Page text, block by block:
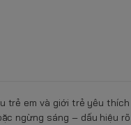
em và giới trẻ yêu
ngừng sáng – dấu hiệu